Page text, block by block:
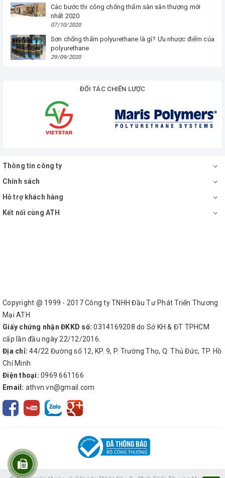
Các bước thi công chống thấm sàn sân thượng mới
nhất 2020
07/10/2020
Sơn chống thấm polyurethane là gì? Ưu nhược điểm của
polyurethane
29/09/2020
ĐỐI TÁC CHIẾN LƯỢC
Thông tin công ty
Chính sách
Hỗ trợ khách hàng
Kết nối cùng ATH
Copyright @ 1999 - 2017 Công ty TNHH Đầu Tư Phát Triển Thương
Mại ATH
Giấy chứng nhận ĐKKD số: 0314169208 do Sở KH & ĐT TPHCM
cấp lần đầu ngày 22/12/2016.
Địa chỉ: 44/22 Đường số 12, KP. 9, P. Trường Thọ, Q. Thủ Đức, TP. Hồ
Chí Minh
Điện thoại: 0969 661166
Email: athvn.vn@gmail.com